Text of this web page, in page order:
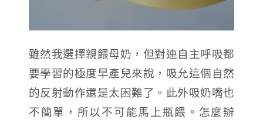
雖然我選擇親餵母奶，但對連自主呼吸都
要學習的極度早產兒來說，吸允這個自然
的反射動作還是太困難了。此外吸奶嘴也
不簡單，所以不可能馬上瓶餵。怎麼辦